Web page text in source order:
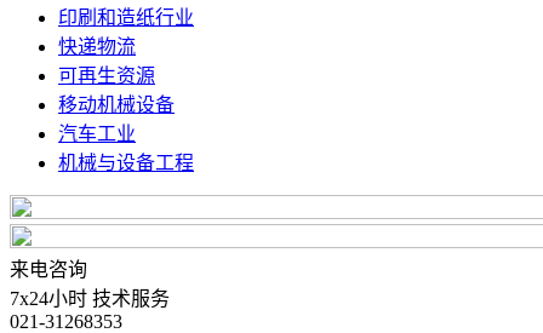
印刷和造纸行业
快递物流
可再生资源
移动机械设备
汽车工业
机械与设备工程
来电咨询
7x24小时 技术服务
021-31268353